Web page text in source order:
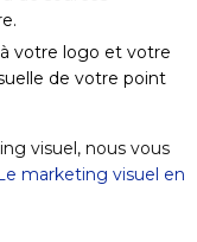
votre logo et votre
de votre point
visuel, nous vous
marketing visuel en